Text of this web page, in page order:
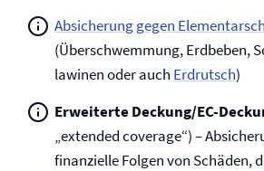
Absicherung gegen
(Überschwemmung, Erdbeben,
lawinen oder auch Erdrutsch)
Erweiterte Deckung/EC-
„extended coverage“) –
finanzielle Folgen von Schäden,